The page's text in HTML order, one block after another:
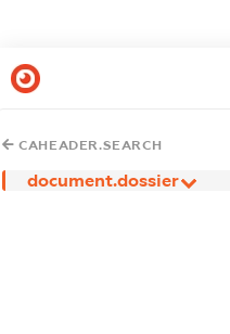
CAHEADER.SEARCH
document.dossier